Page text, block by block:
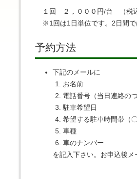
１回 ２，０００円/台 （税込
※1回は1日単位です。2日間で
予約方法
下記のメールに
お名前
電話番号（当日連絡のつ
駐車希望日
希望する駐車時間帯（
車種
車のナンバー
を記入下さい。お申込後メ